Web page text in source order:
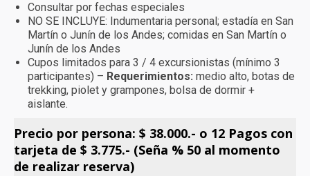
Consultar por fechas especiales
NO SE INCLUYE: Indumentaria personal; estadía en San
Martín o Junín de los Andes; comidas en San Martín o
Junín de los Andes
Cupos limitados para 3 / 4 excursionistas (mínimo 3
participantes) – Requerimientos: medio alto, botas de
trekking, piolet y grampones, bolsa de dormir +
aislante.
Precio por persona: $ 38.000.- o 12 Pagos con
tarjeta de $ 3.775.- (Seña % 50 al momento
de realizar reserva)